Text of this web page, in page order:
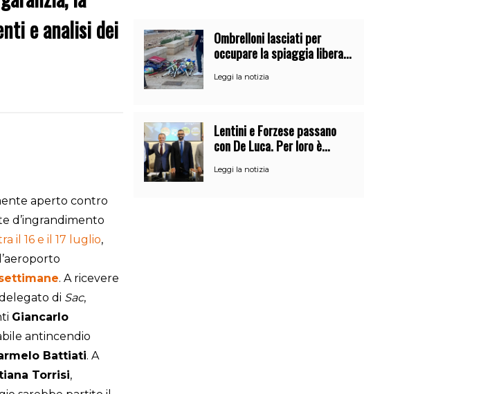
e analisi dei
aperto contro
d’ingrandimento
il 16 e il 17 luglio,
. A ricevere
di Sac,
Giancarlo
antincendio
Battiati. A
Torrisi,
Ombrelloni lasciati per
occupare la spiaggia libera.
Costiera
Leggi la notizia
Lentini e Forzese passano
con De Luca. Per loro è
Leggi la notizia